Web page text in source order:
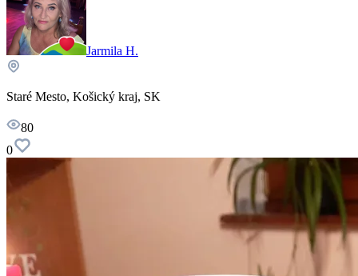
Jarmila H.
Staré Mesto, Košický kraj, SK
80
0